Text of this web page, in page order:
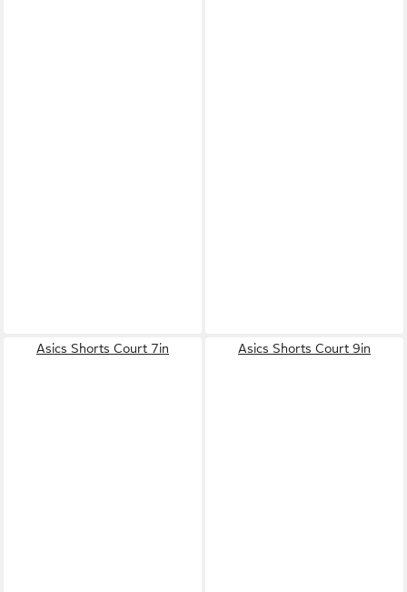
Asics Shorts Court 7in Asics Shorts Court 9in